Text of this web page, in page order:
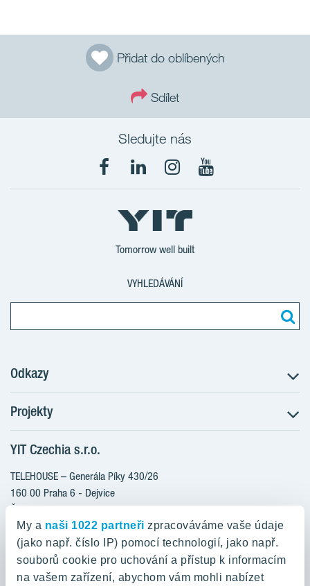
My a naši 1022 partneři zpracováváme vaše údaje
(jako např. číslo IP) pomocí technologií, jako např.
souborů cookie pro uchování a přístup k informacím
na vašem zařízení, abychom vám mohli nabízet
Přidat do oblíbených
Sdílet
Sledujte nás
Tomorrow well built
VYHLEDÁVÁNÍ
Odkazy
Postup koupě
Klientské změny
Aktuality
Blog
Kariéra
O nás
YIT PLUS
Projekty
RANTA Barrandov III
RANTA Barrandov IV
TOIVO Roztyly II
KALEVALA
VIRTA Kladno
KATTILA Kamýk
YIT Czechia s.r.o.
TELEHOUSE – Generála Píky 430/26
160 00 Praha 6 - Dejvice
Česká republika
800 200 666
domov@yit.cz